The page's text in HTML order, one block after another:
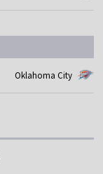
Oklahoma City